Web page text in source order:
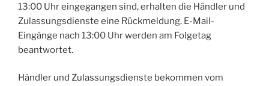
13:00 Uhr eingegangen sind, erhalten die Händler und
Zulassungsdienste eine Rückmeldung. E-Mail-
Eingänge nach 13:00 Uhr werden am Folgetag
beantwortet.
Händler und Zulassungsdienste bekommen vom